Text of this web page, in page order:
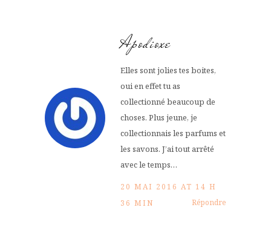
Apodioxe
Elles sont jolies tes boites,
oui en effet tu as
collectionné beaucoup de
choses. Plus jeune, je
collectionnais les parfums et
les savons. J’ai tout arrêté
avec le temps…
20 MAI 2016 AT 14 H
36 MIN
Répondre